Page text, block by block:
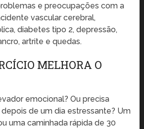
e preocupações com a
vascular cerebral,
diabetes tipo 2, depressão,
artrite e quedas.
MELHORA O
emocional? Ou precisa
de um dia estressante? Um
uma caminhada rápida de 30